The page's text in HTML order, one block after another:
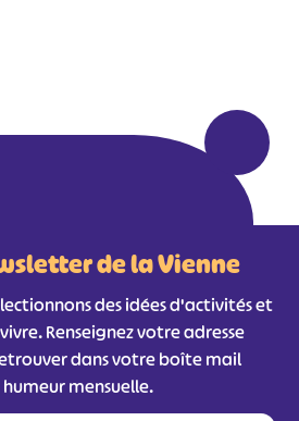
de la Vienne
des idées d'activités et
Renseignez votre adresse
dans votre boîte mail
mensuelle.